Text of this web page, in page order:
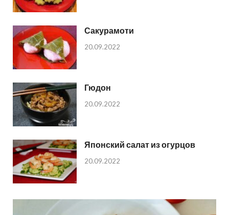
Сакурамоти
20.09.2022
Гюдон
20.09.2022
Японский салат из огурцов
20.09.2022